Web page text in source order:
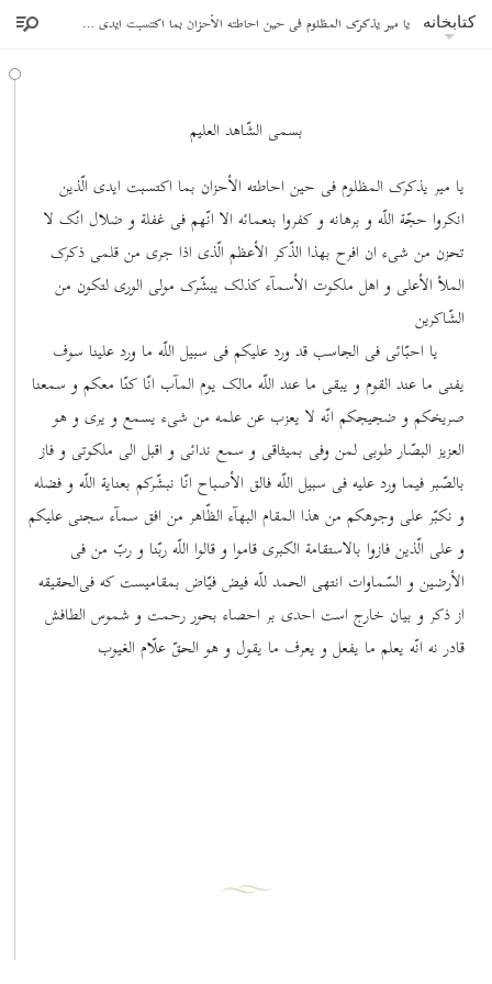
کتابخانه یا میر یذکرک المظلوم فی حین احاطته الأحزان بما اکتسبت ایدی الّذین انکروا حجّة اللّه و برهانه
بسمی الشّاهد العلیم
یا میر یذکرک المظلوم فی حین احاطته الأحزان بما اکتسبت ایدی الّذین
انکروا حجّة اللّه و برهانه و کفروا بنعمائه الا انّهم فی غفلة و ضلال انّک لا
تحزن من شیء ان افرح بهذا الذّکر الأعظم الّذی اذا جری من قلمی ذکرک
الملأ الأعلی و اهل ملکوت الأسمآء کذلک یبشّرک مولی الوری لتکون من
الشّاکرین
یا احبّائی فی الجاسب قد ورد علیکم فی سبیل اللّه ما ورد علینا سوف
یفنی ما عند القوم و یبقی ما عند اللّه مالک یوم المآب انّا کنّا معکم و سمعنا
صریخکم و ضجیجکم انّه لا یعزب عن علمه من شیء یسمع و یری و هو
العزیز البصّار طوبی لمن وفی بمیثاقی و سمع ندائی و اقبل الی ملکوتی و فاز
بالصّبر فیما ورد علیه فی سبیل اللّه فالق الأصباح انّا نبشّرکم بعنایة اللّه و فضله
و نکبّر علی وجوهکم من هذا المقام البهآء الظّاهر من افق سمآء سجنی علیکم
و علی الّذین فازوا بالاستقامة الکبری قاموا و قالوا اللّه ربّنا و ربّ من فی
الأرضین و السّماوات انتهی الحمد للّه فیض فیّاض بمقامیست که فی‌الحقیقه
از ذکر و بیان خارج است احدی بر احصاء بحور رحمت و شموس الطافش
قادر نه انّه یعلم ما یفعل و یعرف ما یقول و هو الحقّ علّام الغیوب